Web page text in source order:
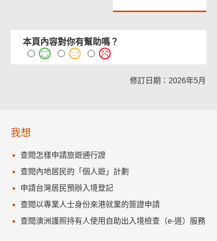
本頁內容對你有幫助嗎？
修訂日期：2026年5月
我想
查閱怎樣申請旅遊通行證
查閱內地居民的「個人遊」計劃
申請台灣居民預辦入境登記
查閱以專業人士身份來港就業的簽證申請
查閱澳洲護照持有人使用自助出入境檢查（e-道）服務